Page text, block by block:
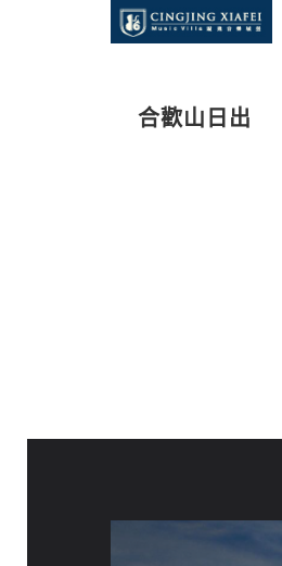
合歡山日出